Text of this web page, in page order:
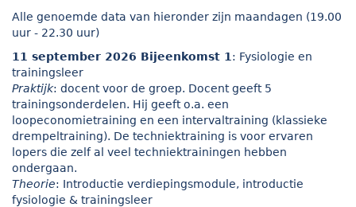
Alle genoemde data van hieronder zijn maandagen (19.00
uur - 22.30 uur)
11 september 2026 Bijeenkomst 1 : Fysiologie en
trainingsleer
Praktijk: docent voor de groep. Docent geeft 5
trainingsonderdelen. Hij geeft o.a. een
loopeconomietraining en een intervaltraining (klassieke
drempeltraining). De techniektraining is voor ervaren
lopers die zelf al veel techniektrainingen hebben
ondergaan.
Theorie: Introductie verdiepingsmodule, introductie
fysiologie & trainingsleer